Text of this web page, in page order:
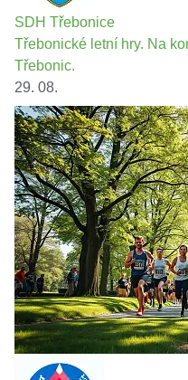
SDH Třebonice
Třebonické letní hry. Na
Třebonic.
29. 08.